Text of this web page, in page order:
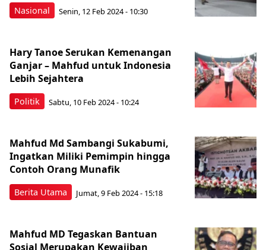
Nasional Senin, 12 Feb 2024 - 10:30
Politik
Hary Tanoe Serukan Kemenangan
Ganjar – Mahfud untuk Indonesia
Lebih Sejahtera
Sabtu, 10 Feb 2024 - 10:24
Berita Utama
Mahfud Md Sambangi Sukabumi,
Ingatkan Miliki Pemimpin hingga
Contoh Orang Munafik
Jumat, 9 Feb 2024 - 15:18
Mahfud MD Tegaskan Bantuan
Sosial Merupakan Kewajiban